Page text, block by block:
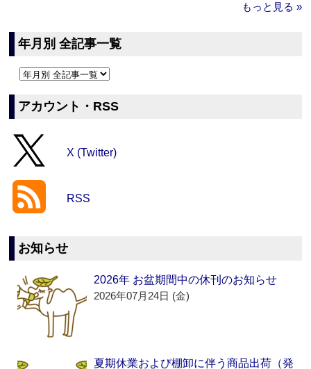
もっと見る »
年月別 全記事一覧
アカウント・RSS
X (Twitter)
RSS
お知らせ
2026年 お盆期間中の休刊のお知らせ
2026年07月24日 (金)
夏期休業および棚卸に伴う商品出荷（発